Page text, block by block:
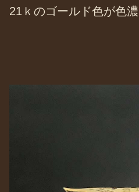
21ｋのゴールド色が色